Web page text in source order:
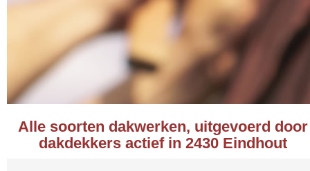
Alle soorten dakwerken, uitgevoerd door
dakdekkers actief in 2430 Eindhout